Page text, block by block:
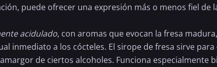
puede ofrecer una expresión más o menos fiel
acidulado, con aromas que evocan la fresa
inmediato a los cócteles. El sirope de fresa sirve para
de ciertos alcoholes. Funciona